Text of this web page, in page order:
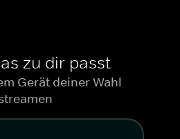
zu dir passt
Gerät deiner Wahl